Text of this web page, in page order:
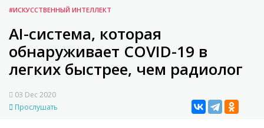
#ИСКУССТВЕННЫЙ ИНТЕЛЛЕКТ
AI-система, которая
обнаруживает COVID-19 в
легких быстрее, чем радиолог
03 Dec 2020
Прослушать